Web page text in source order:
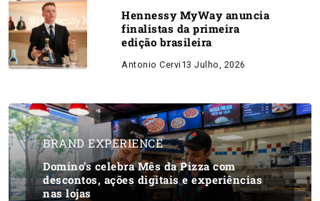
Hennessy MyWay anuncia
finalistas da primeira
edição brasileira
Antonio Cervi 13 Julho, 2026
BRAND EXPERIENCE
Domino’s celebra Mês da Pizza com
descontos, ações digitais e experiências
nas lojas